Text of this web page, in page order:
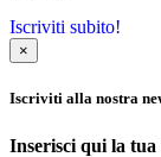
Iscriviti subito!
×
Iscriviti alla nostra
Inserisci qui la